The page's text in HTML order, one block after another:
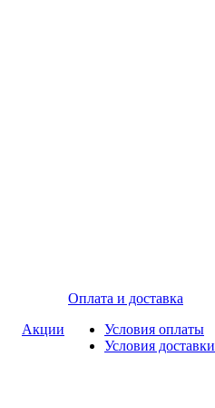
Акции
Оплата и доставка
Условия оплаты
Условия доставки